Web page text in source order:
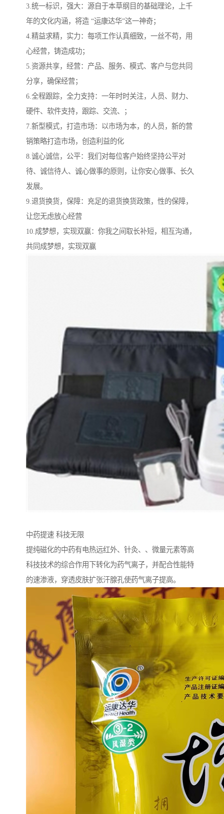
3.统一标识，强大：源自于本草纲目的基础理论，上千
年的文化内涵，将造 “运康达华”这一神奇；
4.精益求精，实力：每项工作认真细致，一丝不苟，用
心经营，铸造成功；
5.资源共享，经营：产品、服务、模式、客户与您共同
分享，确保经营；
6.全程跟踪，全力支持：一年时时关注，人员、财力、
硬件、软件支持，跟踪、交流、；
7.新型模式，打造市场：以市场为本，的人员，新的营
销策略打造市场，创造利益的化
8.诚心诚信，公平：我们对每位客户始终坚持公平对
待、诚信待人、诚心做事的原则，让你安心做事、长久
发展。
9.退货换货，保障：充足的退货换货政策，性的保障，
让您无虑放心经营
10.成梦想，实现双赢：你我之间取长补短，相互沟通，
共同成梦想，实现双赢
中药提速 科技无限
提纯磁化的中药有电热远红外、针灸、、微量元素等高
科技技术的综合作用下转化为药气离子，并配合性能特
的速渗液，穿透皮肤扩张汗腺孔使药气离子提高。